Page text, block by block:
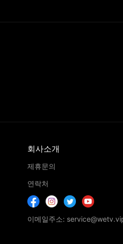
회사소개
제휴문의
연락처
이메일주소: